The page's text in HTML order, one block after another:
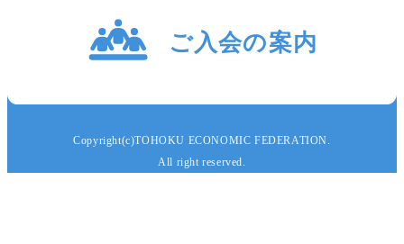
Copyright(c)TOHOKU ECONOMIC FEDERATION.
All right reserved.